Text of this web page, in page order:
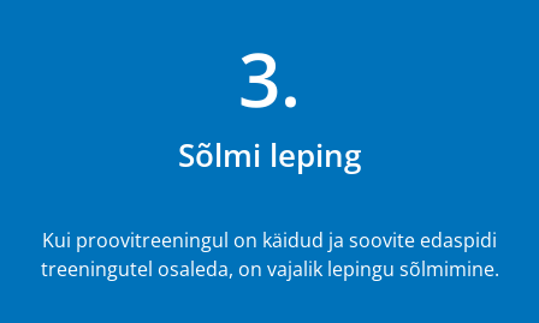
3.
Sõlmi leping
Kui proovitreeningul on käidud ja soovite edaspidi
treeningutel osaleda, on vajalik lepingu sõlmimine.